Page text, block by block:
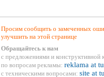
Просим сообщить о замеченных
улучшить на этой странице
Обращайтесь к нам
с предложениями и конструктивной
по вопросам рекламы: reklama at
с техническими вопросами: site at